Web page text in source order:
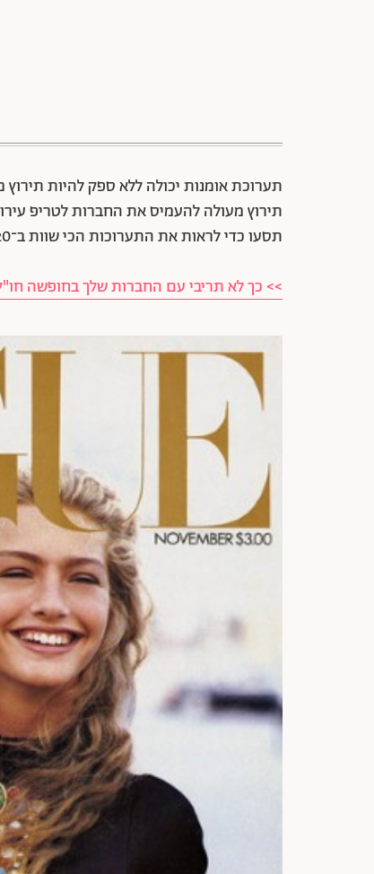
תערוכת אומנות יכולה ללא ספק להיות
תירוץ מעולה להעמיס את החברות לטריפ
תסעו כדי לראות את התערוכות הכי שוות ב־2020?
>> כך לא תריבי עם החברות שלך בחופשה